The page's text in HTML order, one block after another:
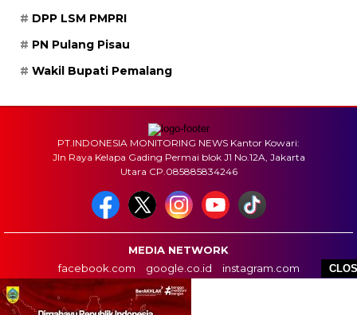
DPP LSM PMPRI
PN Pulang Pisau
Wakil Bupati Pemalang
PT.INDONESIA MONITORING NEWS Kantor Kowari:
Jln Raya Kelapa Gading Permai blok J1 No.12A, Jakarta
Utara CP.085885834246
MEDIA NETWORK
facebook.com
google.co.id
instagram.com
web.whatsapp.com